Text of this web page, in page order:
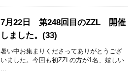
7月22日 第248回目のZZL 開催
しました。(33)
暑い中お集まりくださってありがとうござ
いました。今回も初ZZLの方が1名、嬉しい